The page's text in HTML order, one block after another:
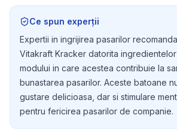
le vor si oferi o ocupatie indelungata
Ce spun experții
Expertii in ingrijirea pasarilor
Vitakraft Kracker datorita
modului in care acestea contribuie la
bunastarea pasarilor. Aceste batoane
gustare delicioasa, dar si stimulare
pentru fericirea pasarilor de companie.